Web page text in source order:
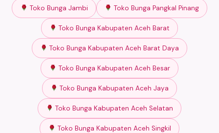
Toko Bunga Jambi Toko Bunga Pangkal Pinang
Toko Bunga Kabupaten Aceh Barat
Toko Bunga Kabupaten Aceh Barat Daya
Toko Bunga Kabupaten Aceh Besar
Toko Bunga Kabupaten Aceh Jaya
Toko Bunga Kabupaten Aceh Selatan
Toko Bunga Kabupaten Aceh Singkil